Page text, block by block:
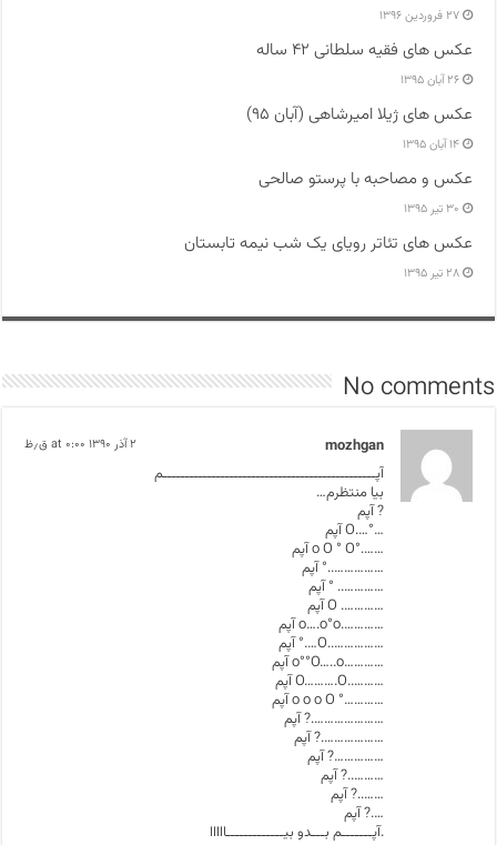
۲۷ فروردین ۱۳۹۶
عکس های فقیه سلطانی ۴۲ ساله
۲۶ آبان ۱۳۹۵
عکس های ژیلا امیرشاهی (آبان ۹۵)
۱۴ آبان ۱۳۹۵
عکس و مصاحبه با پرستو صالحی
۳۰ تیر ۱۳۹۵
عکس های تئاتر رویای یک شب نیمه تابستان
۲۸ تیر ۱۳۹۵
No comments
mozhgan ۲ آذر ۱۳۹۰ at ۰:۰۰ ق٫ظ
آپــــــــــــــــــــــــــــــــــــــــــــــــم
بیا منتظرم…
? آپم
…°….O آپم
…….°o O ° O آپم
……………..° آپم
………….. ° آپم
…………. O آپم
………….o….o°o آپم
……………..O….° آپم
…………o°°O…..o آپم
………..O……….O آپم
…………° o o o O آپم
………………….? آپم
……………….? آپم
……………? آپم
………..? آپم
……..? آپم
….? آپم
.آپـــــــم بـــدو بیـــــــــــــااااا